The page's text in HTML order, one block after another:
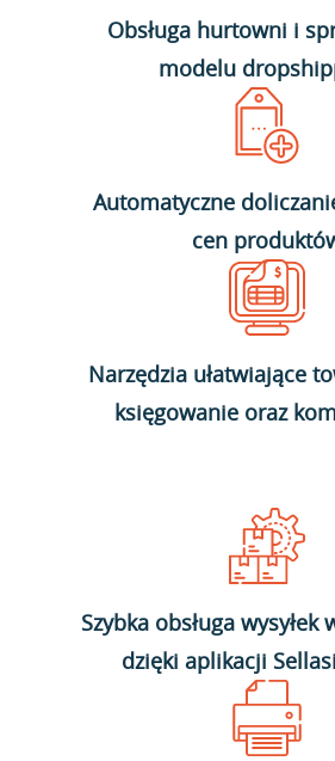
Obsługa hurtowni i
modelu
Automatyczne
cen
Narzędzia ułatwiające
księgowanie oraz
Szybka obsługa wysyłek
dzięki aplikacji